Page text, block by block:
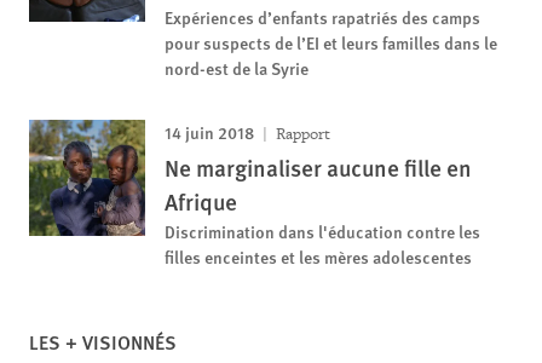
Expériences d’enfants rapatriés des camps
pour suspects de l’EI et leurs familles dans le
nord-est de la Syrie
14 juin 2018 Rapport
Ne marginaliser aucune fille en
Afrique
Discrimination dans l'éducation contre les
filles enceintes et les mères adolescentes
LES + VISIONNÉS